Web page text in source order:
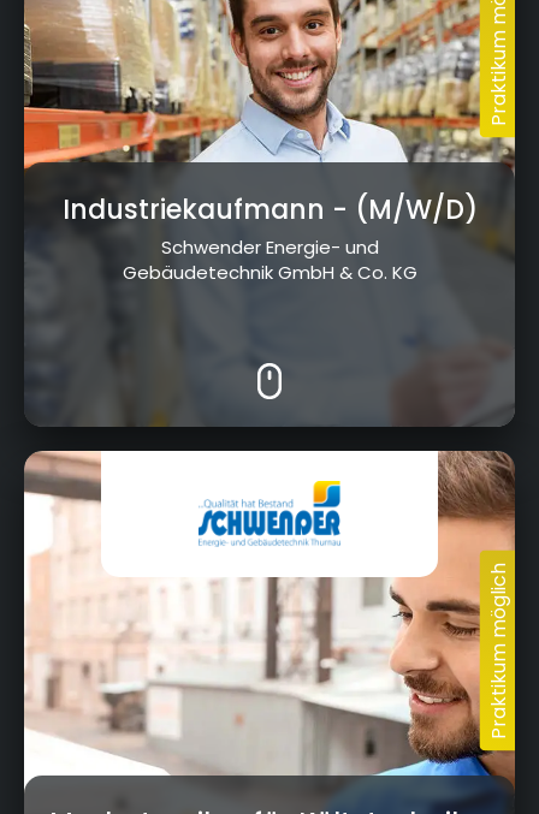
Industriekaufmann - (M/W/D)
Schwender Energie- und
Gebäudetechnik GmbH & Co. KG